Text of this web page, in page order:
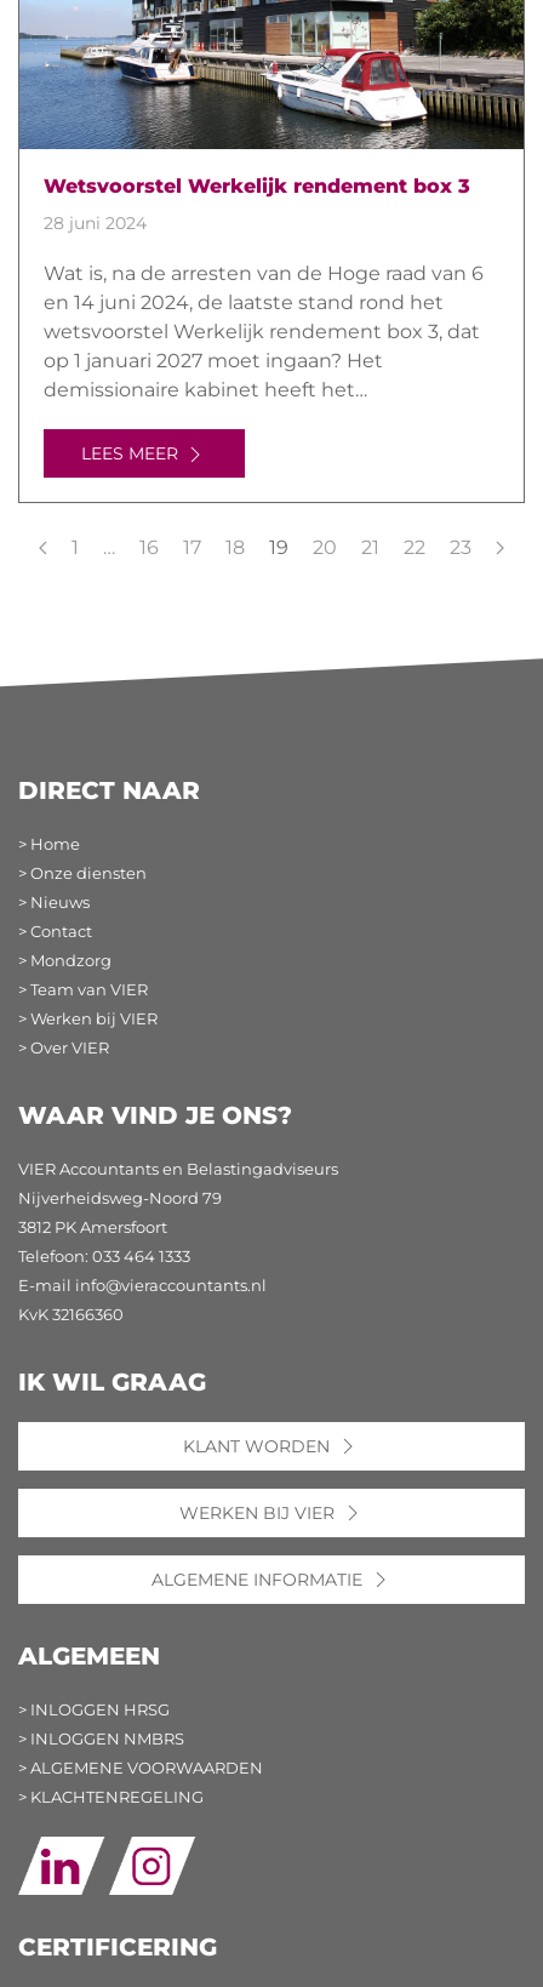
Wetsvoorstel Werkelijk rendement box 3
28 juni 2024
Wat is, na de arresten van de Hoge raad van 6
en 14 juni 2024, de laatste stand rond het
wetsvoorstel Werkelijk rendement box 3, dat
op 1 januari 2027 moet ingaan? Het
demissionaire kabinet heeft het…
LEES MEER
1 … 16 17 18 19 20 21 22 23
DIRECT NAAR
> Home
> Onze diensten
> Nieuws
> Contact
> Mondzorg
> Team van VIER
> Werken bij VIER
> Over VIER
WAAR VIND JE ONS?
VIER Accountants en Belastingadviseurs
Nijverheidsweg-Noord 79
3812 PK Amersfoort
Telefoon: 033 464 1333
E-mail info@vieraccountants.nl
KvK 32166360
IK WIL GRAAG
KLANT WORDEN
WERKEN BIJ VIER
ALGEMENE INFORMATIE
ALGEMEEN
> INLOGGEN HRSG
> INLOGGEN NMBRS
> ALGEMENE VOORWAARDEN
> KLACHTENREGELING
CERTIFICERING